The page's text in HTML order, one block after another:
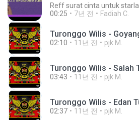
Reff surat cinta untuk starla
00:25
7년 전 Fadiah C.
02:10 11년 전 pjk M.
03:43 11년 전 pjk M.
02:37 11년 전 pjk M.